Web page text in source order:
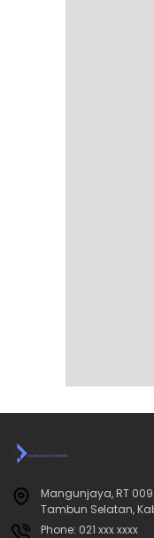
Mangunjaya, RT
Tambun Selatan,
Phone: 021 xxx xxxx